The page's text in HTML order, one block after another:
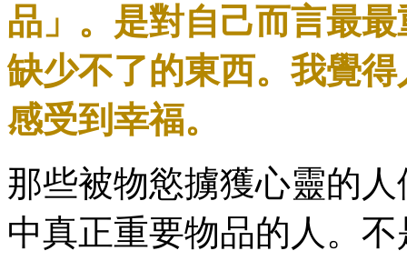
品」。是對自己而言最
缺少不了的東西。我覺
感受到幸福。
那些被物慾擄獲心靈的
中真正重要物品的人。不